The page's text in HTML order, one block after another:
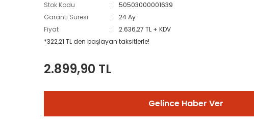
Stok Kodu
50503000001639
Garanti Süresi
24 Ay
Fiyat
2.636,27 TL + KDV
*322,21 TL den başlayan taksitlerle!
2.899,90 TL
Gelince Haber Ver